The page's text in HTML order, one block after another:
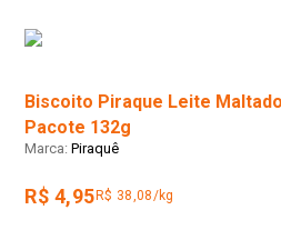
Biscoito Piraque Leite
Pacote 132g
Piraquê
R$ 4,95 R$ 38,08/kg